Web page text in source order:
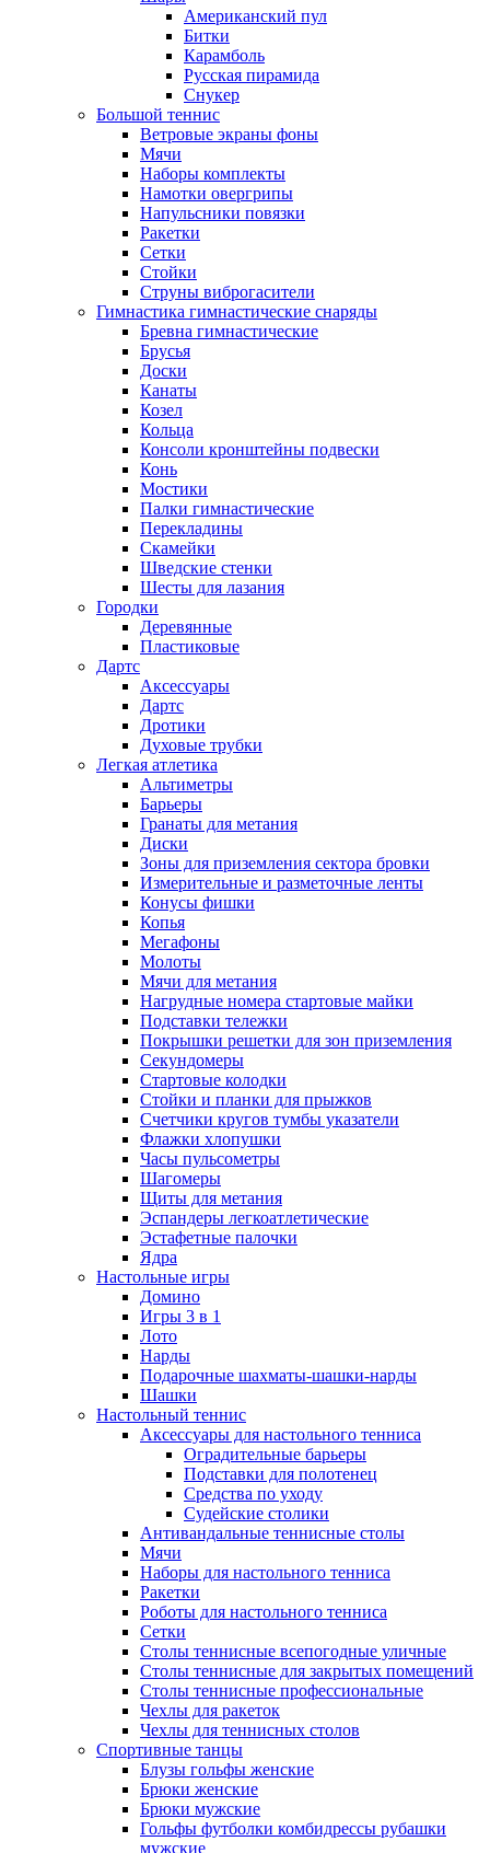
Американский пул
Битки
Карамболь
Русская пирамида
Снукер
Большой теннис
Ветровые экраны фоны
Мячи
Наборы комплекты
Намотки овергрипы
Напульсники повязки
Ракетки
Сетки
Стойки
Струны виброгасители
Гимнастика гимнастические снаряды
Бревна гимнастические
Брусья
Доски
Канаты
Козел
Кольца
Консоли кронштейны подвески
Конь
Мостики
Палки гимнастические
Перекладины
Скамейки
Шведские стенки
Шесты для лазания
Городки
Деревянные
Пластиковые
Дартс
Аксессуары
Дартс
Дротики
Духовые трубки
Легкая атлетика
Альтиметры
Барьеры
Гранаты для метания
Диски
Зоны для приземления сектора бровки
Измерительные и разметочные ленты
Конусы фишки
Копья
Мегафоны
Молоты
Мячи для метания
Нагрудные номера стартовые майки
Подставки тележки
Покрышки решетки для зон приземления
Секундомеры
Стартовые колодки
Стойки и планки для прыжков
Счетчики кругов тумбы указатели
Флажки хлопушки
Часы пульсометры
Шагомеры
Щиты для метания
Эспандеры легкоатлетические
Эстафетные палочки
Ядра
Настольные игры
Домино
Игры 3 в 1
Лото
Нарды
Подарочные шахматы-шашки-нарды
Шашки
Настольный теннис
Аксессуары для настольного тенниса
Оградительные барьеры
Подставки для полотенец
Средства по уходу
Судейские столики
Антивандальные теннисные столы
Мячи
Наборы для настольного тенниса
Ракетки
Роботы для настольного тенниса
Сетки
Столы теннисные всепогодные уличные
Столы теннисные для закрытых помещений
Столы теннисные профессиональные
Чехлы для ракеток
Чехлы для теннисных столов
Спортивные танцы
Блузы гольфы женские
Брюки женские
Брюки мужские
Гольфы футболки комбидрессы рубашки
мужские